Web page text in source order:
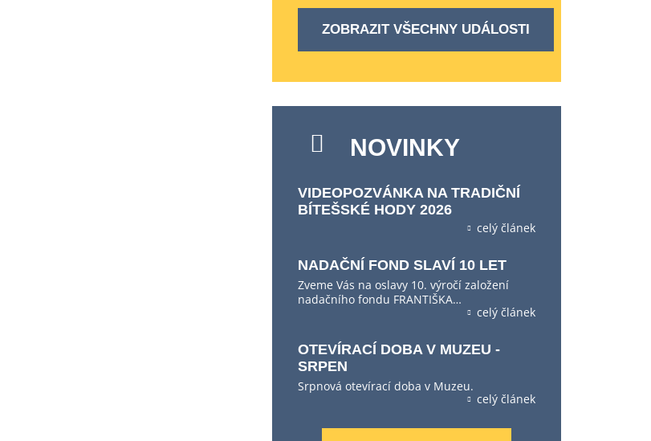
ZOBRAZIT VŠECHNY UDÁLOSTI
NOVINKY
VIDEOPOZVÁNKA NA TRADIČNÍ
BÍTEŠSKÉ HODY 2026
celý článek
NADAČNÍ FOND SLAVÍ 10 LET
Zveme Vás na oslavy 10. výročí založení
nadačního fondu FRANTIŠKA…
celý článek
OTEVÍRACÍ DOBA V MUZEU -
SRPEN
Srpnová otevírací doba v Muzeu.
celý článek